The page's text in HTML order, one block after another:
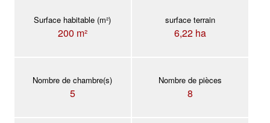
Surface habitable (m²)
200 m²
surface terrain
6,22 ha
Nombre de chambre(s)
5
Nombre de pièces
8